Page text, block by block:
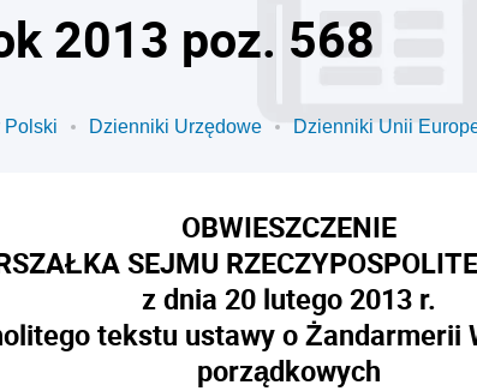
2013 poz. 568
Polski Dzienniki Urzędowe Dzienniki Unii
OBWIESZCZENIE
SEJMU
z dnia 20 lutego 2013 r.
tekstu ustawy o
porządkowych